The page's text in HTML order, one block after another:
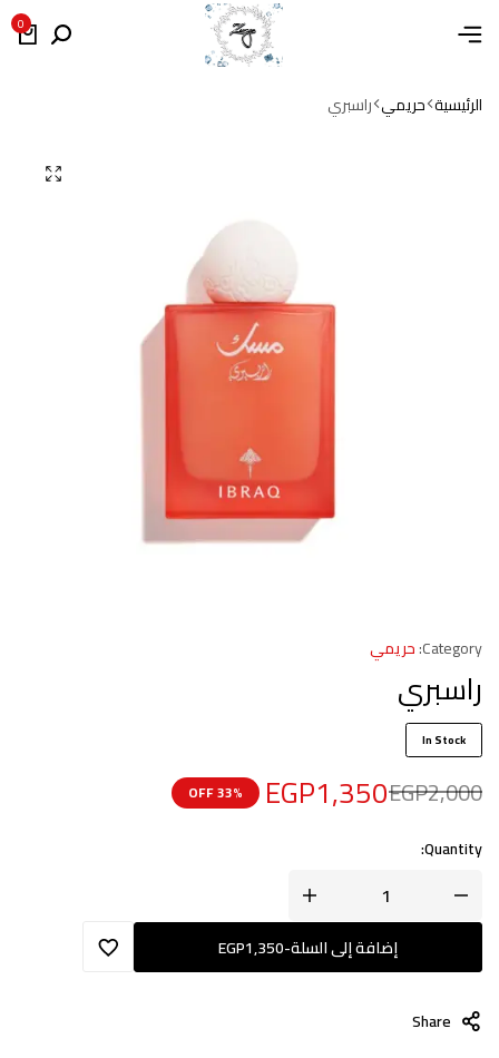
0
الرئيسية حريمي راسبري
Category: حريمي
راسبري
In Stock
EGP2,000
EGP1,350
33% OFF
Quantity:
إضافة إلى السلة-
EGP1,350
Share